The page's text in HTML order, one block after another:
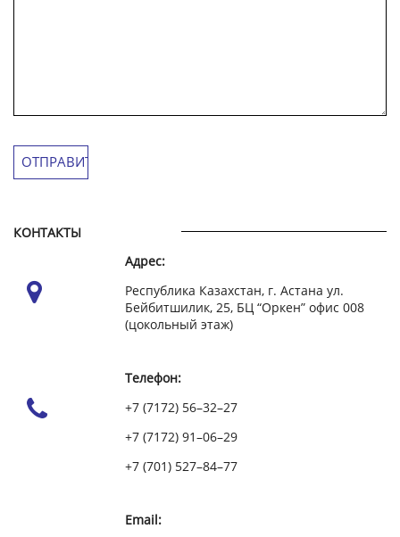
КОНТАКТЫ
Адрес:
Республика Казахстан, г. Астана ул.
Бейбитшилик, 25, БЦ “Оркен” офис 008
(цокольный этаж)
Телефон:
+7 (7172) 56–32–27
+7 (7172) 91–06–29
+7 (701) 527–84–77
Email: